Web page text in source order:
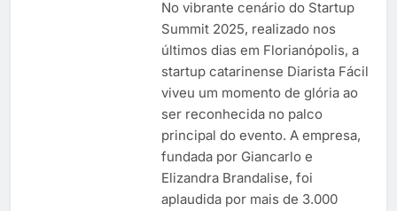
No vibrante cenário do Startup
Summit 2025, realizado nos
últimos dias em Florianópolis, a
startup catarinense Diarista Fácil
viveu um momento de glória ao
ser reconhecida no palco
principal do evento. A empresa,
fundada por Giancarlo e
Elizandra Brandalise, foi
aplaudida por mais de 3.000